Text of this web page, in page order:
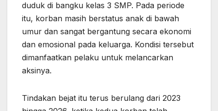
duduk di bangku kelas 3 SMP. Pada periode
itu, korban masih berstatus anak di bawah
umur dan sangat bergantung secara ekonomi
dan emosional pada keluarga. Kondisi tersebut
dimanfaatkan pelaku untuk melancarkan
aksinya.
Tindakan bejat itu terus berulang dari 2023